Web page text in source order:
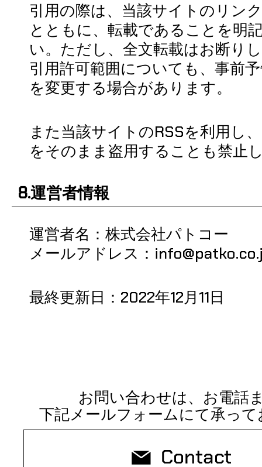
引用の際は、当該サイトのリン
とともに、転載であることを明
い。ただし、全文転載はお断り
引用許可範囲についても、事前
を変更する場合があります。
また当該サイトのRSSを利用し
をそのまま盗用することも禁止
8.運営者情報
運営者名：株式会社パトコー
メールアドレス：
最終更新日：2022年12月11日
お問い合わせは、お電話
下記メールフォームにて承っ